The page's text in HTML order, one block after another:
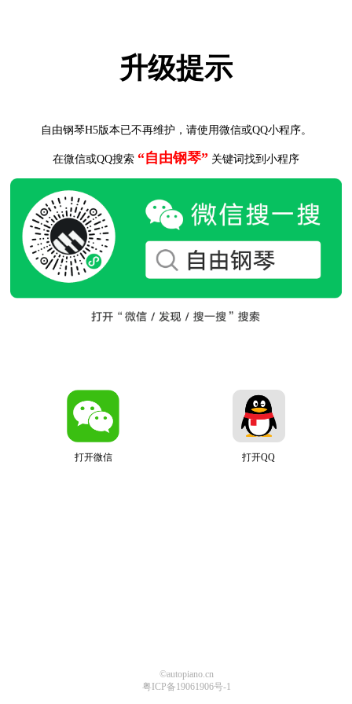
升级提示
自由钢琴H5版本已不再维护，请使用微信或QQ小程序。
在微信或QQ搜索 “自由钢琴” 关键词找到小程序
打开微信 打开QQ
©autopiano.cn
粤ICP备19061906号-1